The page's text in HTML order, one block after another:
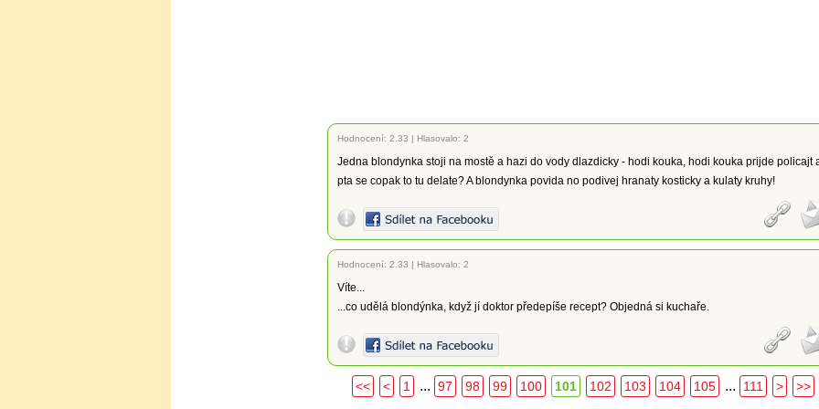
Hodnocení: 2.33 | Hlasovalo: 2
Jedna blondynka stoji na mostě a hazi do vody dlazdicky - hodi kouka, hodi kouka prijde policajt
pta se copak to tu delate? A blondynka povida no podivej hranaty kosticky a kulaty kruhy!
Hodnocení: 2.33 | Hlasovalo: 2
Víte...
...co udělá blondýnka, když jí doktor předepíše recept? Objedná si kuchaře.
<< < 1 ... 97 98 99 100 101 102 103 104 105 ... 111 > >>